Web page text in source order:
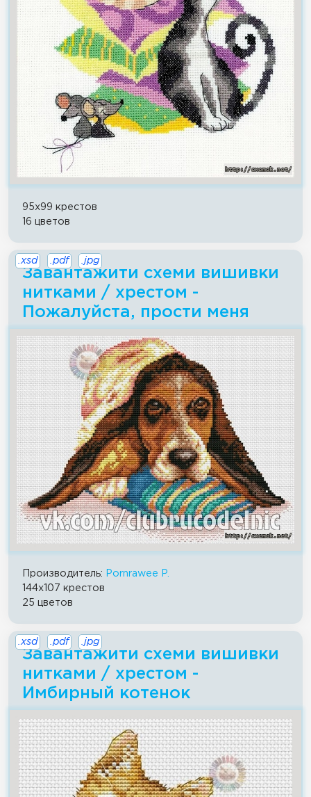
95x99 крестов
16 цветов
Завантажити схеми вишивки
нитками / хрестом -
Пожалуйста, прости меня
.xsd .pdf .jpg
Производитель:
Pornrawee P.
144x107 крестов
25 цветов
Завантажити схеми вишивки
нитками / хрестом -
Имбирный котенок
.xsd .pdf .jpg